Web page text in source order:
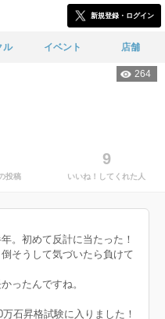
新規登録・ログイン
ル イベント 店舗
264
投稿
9
いいね！してくれた人
。初めて反計に当たった！
そうして気づいたら負けて
ったんですね。
石昇格試験に入りました！